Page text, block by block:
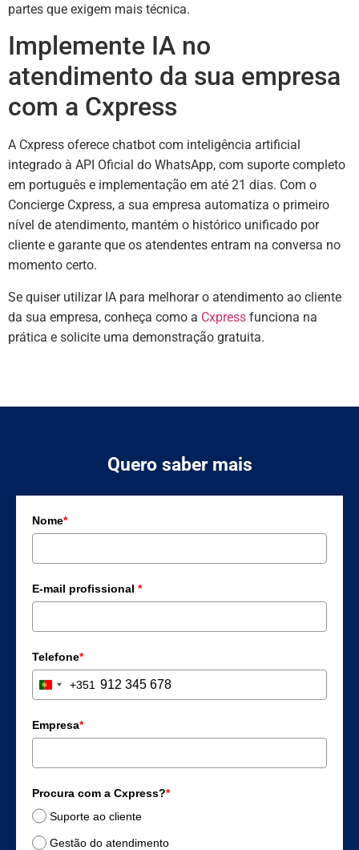
partes que exigem mais técnica.
Implemente IA no
atendimento da sua empresa
com a Cxpress
A Cxpress oferece chatbot com inteligência artificial
integrado à API Oficial do WhatsApp, com suporte completo
em português e implementação em até 21 dias. Com o
Concierge Cxpress, a sua empresa automatiza o primeiro
nível de atendimento, mantém o histórico unificado por
cliente e garante que os atendentes entram na conversa no
momento certo.
Se quiser utilizar IA para melhorar o atendimento ao cliente
da sua empresa, conheça como a Cxpress funciona na
prática e solicite uma demonstração gratuita.
Quero saber mais
Nome*
E-mail profissional *
Telefone*
Portugal +351
+351
Empresa*
Procura com a Cxpress?*
Suporte ao cliente
Gestão do atendimento